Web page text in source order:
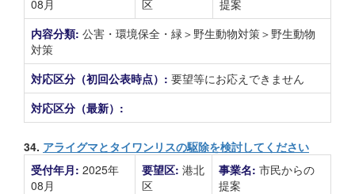
08月
区
提案
内容分類: 公害・環境保全・緑＞野生動物対策＞野生動物
対策
対応区分（初回公表時点）: 要望等にお応えできません
対応区分（最新）:
34. アライグマとタイワンリスの駆除を検討してください
受付年月: 2025年
08月
要望区: 港北
区
事業名: 市民からの
提案